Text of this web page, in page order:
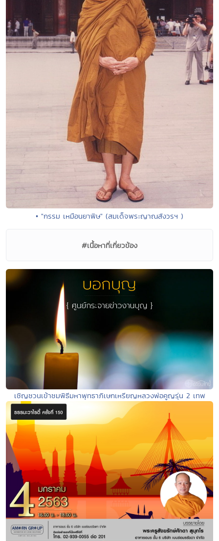
• "กรรม เหมือนยาพิษ" (สมเด็จพระญาณสังวรฯ )
#เนื้อหาที่เกี่ยวข้อง
เชิญชวนเข้าชมพิธีมหาพุทธาภิเษกเหรียญหลวงพ่อคูญรุ่น 2 เทพ